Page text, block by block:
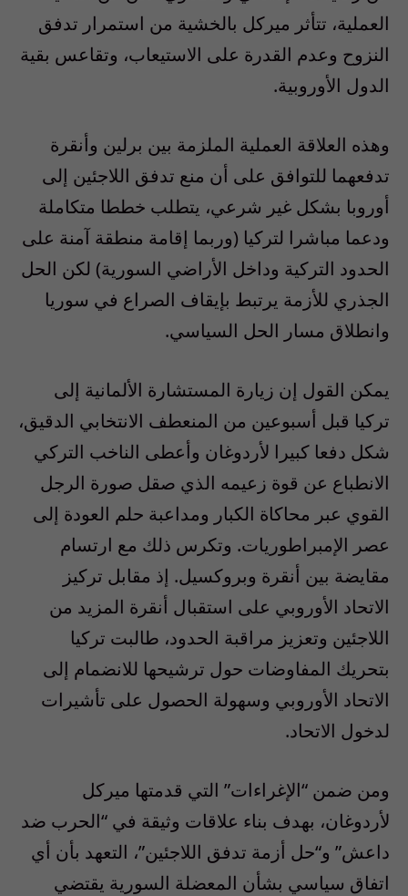
العملية، تتأثر ميركل بالخشية من استمرار تدفق
النزوح وعدم القدرة على الاستيعاب، وتقاعس بقية
الدول الأوروبية.
وهذه العلاقة العملية الملزمة بين برلين وأنقرة
تدفعهما للتوافق على أن منع تدفق اللاجئين إلى
أوروبا بشكل غير شرعي، يتطلب خططا متكاملة
ودعما مباشرا لتركيا (وربما إقامة منطقة آمنة على
الحدود التركية وداخل الأراضي السورية) لكن الحل
الجذري للأزمة يرتبط بإيقاف الصراع في سوريا
وانطلاق مسار الحل السياسي.
يمكن القول إن زيارة المستشارة الألمانية إلى
تركيا قبل أسبوعين من المنعطف الانتخابي الدقيق،
شكل دفعا كبيرا لأردوغان وأعطى الناخب التركي
الانطباع عن قوة زعيمه الذي صقل صورة الرجل
القوي عبر محاكاة الكبار ومداعبة حلم العودة إلى
عصر الإمبراطوريات. وتكرس ذلك مع ارتسام
مقايضة بين أنقرة وبروكسيل. إذ مقابل تركيز
الاتحاد الأوروبي على استقبال أنقرة المزيد من
اللاجئين وتعزيز مراقبة الحدود، طالبت تركيا
بتحريك المفاوضات حول ترشيحها للانضمام إلى
الاتحاد الأوروبي وسهولة الحصول على تأشيرات
لدخول الاتحاد.
ومن ضمن “الإغراءات” التي قدمتها ميركل
لأردوغان، بهدف بناء علاقات وثيقة في “الحرب ضد
داعش” و“حل أزمة تدفق اللاجئين”، التعهد بأن أي
اتفاق سياسي بشأن المعضلة السورية يقتضي